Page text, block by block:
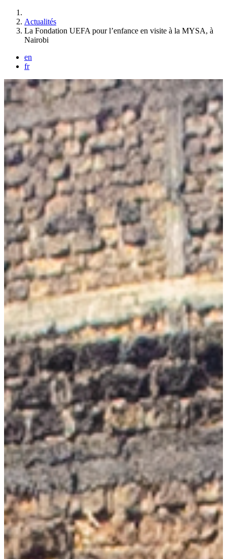
Vous êtes ici :
Actualités
La Fondation UEFA pour l’enfance en visite à la MYSA, à
Nairobi
en
fr